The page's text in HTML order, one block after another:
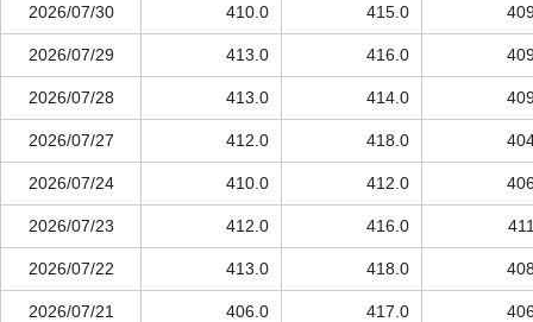
2026/07/30 410.0 415.0
2026/07/29 413.0 416.0
2026/07/28 413.0 414.0
2026/07/27 412.0 418.0
2026/07/24 410.0 412.0
2026/07/23 412.0 416.0
2026/07/22 413.0 418.0
2026/07/21 406.0 417.0